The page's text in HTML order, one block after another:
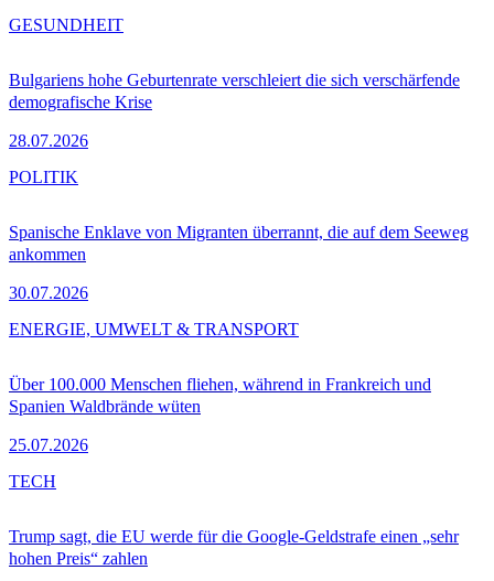
Bulgariens hohe Geburtenrate verschleiert die sich verschärfende
demografische Krise
28.07.2026
GESUNDHEIT
Spanische Enklave von Migranten überrannt, die auf dem Seeweg
ankommen
30.07.2026
POLITIK
Über 100.000 Menschen fliehen, während in Frankreich und
Spanien Waldbrände wüten
25.07.2026
ENERGIE, UMWELT & TRANSPORT
Trump sagt, die EU werde für die Google-Geldstrafe einen „sehr
hohen Preis“ zahlen
TECH